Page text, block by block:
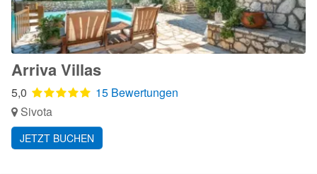
Arriva Villas
5,0
15 Bewertungen
Sivota
JETZT BUCHEN